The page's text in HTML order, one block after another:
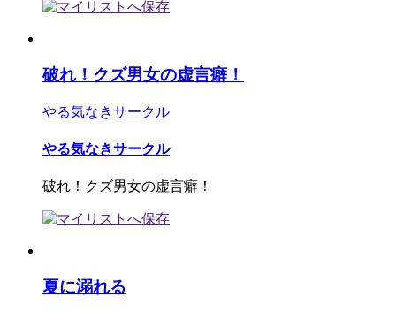
破れ！クズ男女の虚言癖！
やる気なきサークル
やる気なきサークル
破れ！クズ男女の虚言癖！
夏に溺れる